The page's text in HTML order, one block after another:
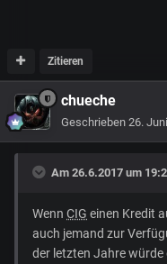
Zitieren
chueche
Geschrieben 26.
Am 26.6.2017 um
Wenn CIG einen Kredit
auch jemand zur
der letzten Jahre würde